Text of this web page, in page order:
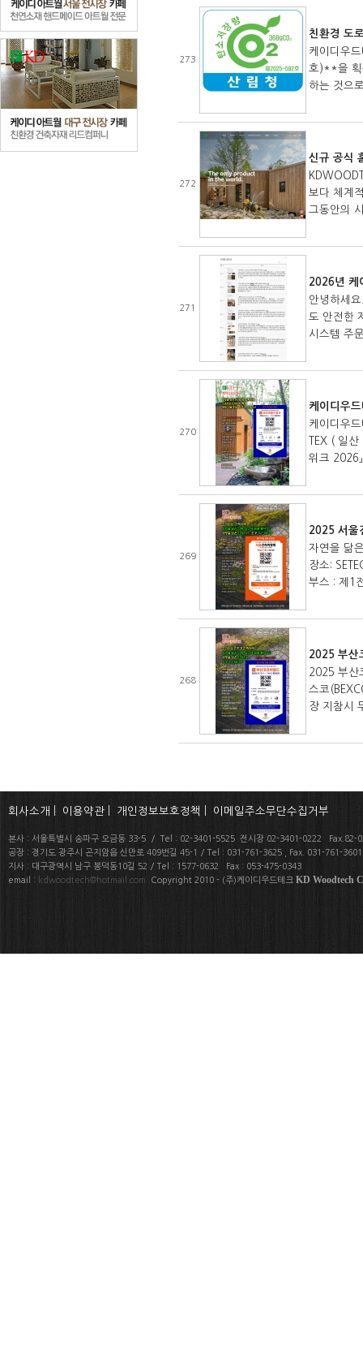
273
친환경 도
케이디우
호)**을 획
하는 것으
272
신규 공식
보다 체계
그동안의
271
2026년 케
안녕하세
도 안전한
시스템 주
270
케이디우
케이디우
TEX ( 일
위크 2026
269
2025 서울
자연을 닮
장소:
부스 : 제1
268
2025 부산
2025 부산
스코
장 지참시
회사소개 이용약관 개인정보보호정책 이메일주소무단수집거부
본사 : 서울특별시 송파구 오금동 33-5 / Tel : 02-3401-5525 전시장 02-3401-0222 Fax.82-
공장 : 경기도 광주시 곤지암읍 신만로 409번길 45-1 / Tel : 031-761-3625 , Fax. 031-761-
지사 : 대구광역시 남구 봉덕동10길 52 / Tel : 1577-0632 Fax : 053-475-0343
email : kdwoodtech@hotmail.com Copyright 2010 - (주)케이디우드테크 KD Woodtech